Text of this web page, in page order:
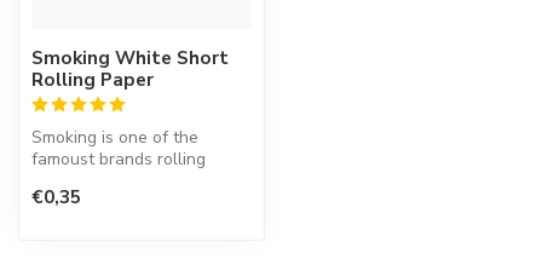
Smoking White Short
Rolling Paper
Smoking is one of the
famoust brands rolling
Spanish co...
€0,35